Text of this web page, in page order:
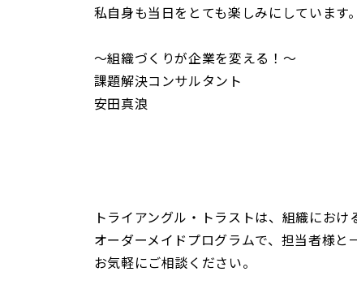
私自身も当日をとても楽しみにしています。
～組織づくりが企業を変える！～
課題解決コンサルタント
安田真浪
トライアングル・トラストは、組織におけ
オーダーメイドプログラムで、担当者様と
お気軽にご相談ください。